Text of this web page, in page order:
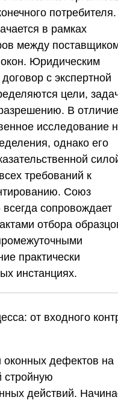
потребителя.
в рамках
между
Юридическим
с экспертной
цели,
В
исследование
однако его
требований к
Союз
всегда сопровождает
отбора
практически
инстанциях.
от входного
оконных дефектов на
стройную
действий.